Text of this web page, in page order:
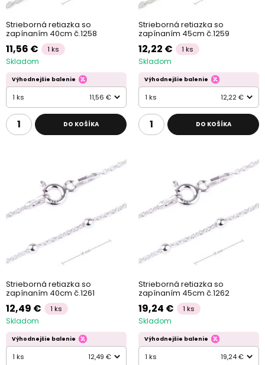
Strieborná retiazka so
zapínaním 40cm č.1258
11,56 € 1 ks
Skladom
Výhodnejšie balenie
1 ks 11,56 €
DO KOŠÍKA
Strieborná retiazka so
zapínaním 45cm č.1259
12,22 € 1 ks
Skladom
Výhodnejšie balenie
1 ks 12,22 €
DO KOŠÍKA
Strieborná retiazka so
zapínaním 40cm č.1261
12,49 € 1 ks
Skladom
Výhodnejšie balenie
1 ks 12,49 €
Strieborná retiazka so
zapínaním 45cm č.1262
19,24 € 1 ks
Skladom
Výhodnejšie balenie
1 ks 19,24 €